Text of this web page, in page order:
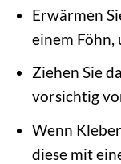
Erwärmen
einem Föhn,
Ziehen Sie
vorsichtig
Wenn
diese mit